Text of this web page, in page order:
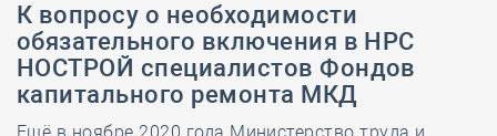
К вопросу о необходимости
обязательного включения в НРС
НОСТРОЙ специалистов Фондов
капитального ремонта МКД